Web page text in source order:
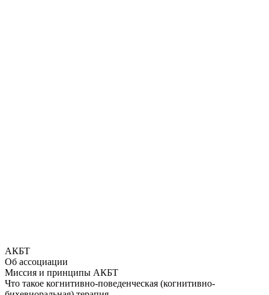
АКБТ
Об ассоциации
Миссия и принципы АКБТ
Что такое когнитивно-поведенческая (когнитивно-